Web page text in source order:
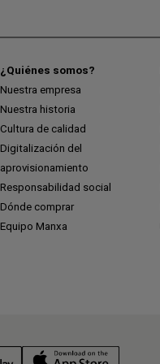
¿Quiénes somos?
Nuestra empresa
Nuestra historia
Cultura de calidad
Digitalización del
aprovisionamiento
Responsabilidad social
Dónde comprar
Equipo Manxa